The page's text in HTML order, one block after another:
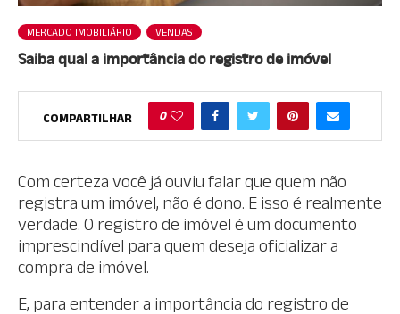
MERCADO IMOBILIÁRIO VENDAS
Saiba qual a importância do registro de imóvel
COMPARTILHAR 0
Com certeza você já ouviu falar que quem não
registra um imóvel, não é dono. E isso é realmente
verdade. O registro de imóvel é um documento
imprescindível para quem deseja oficializar a
compra de imóvel.
E, para entender a importância do registro de